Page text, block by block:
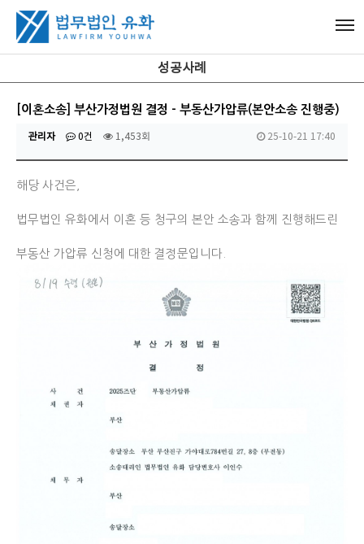
성공사례
[이혼소송] 부산가정법원 결정 - 부동산가압류(본안소송 진행중)
관리자 0건 1,453회 25-10-21 17:40
해당 사건은,
법무법인 유화에서 이혼 등 청구의 본안 소송과 함께 진행해드린
부동산 가압류 신청에 대한 결정문입니다.